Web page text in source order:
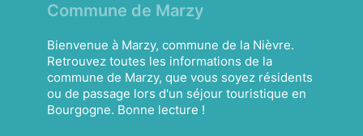
Commune de Marzy
Bienvenue à Marzy, commune de la Nièvre.
Retrouvez toutes les informations de la
commune de Marzy, que vous soyez résidents
ou de passage lors d'un séjour touristique en
Bourgogne. Bonne lecture !